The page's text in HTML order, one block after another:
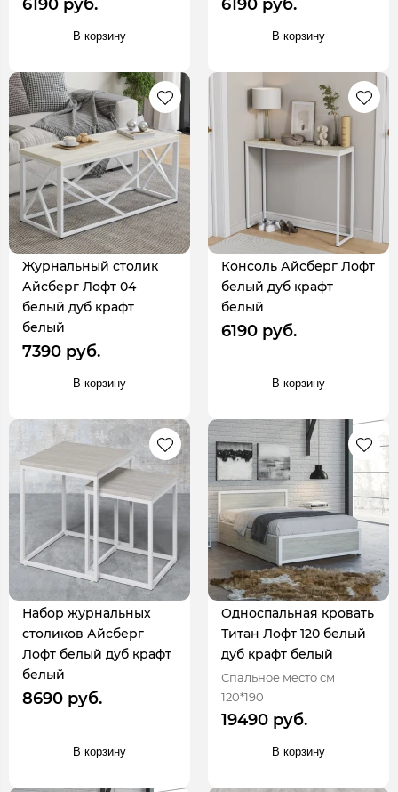
6190 руб.
В корзину
6190 руб.
В корзину
Журнальный столик
Айсберг Лофт 04
белый дуб крафт
белый
7390 руб.
В корзину
Консоль Айсберг Лофт
белый дуб крафт
белый
6190 руб.
В корзину
Набор журнальных
столиков Айсберг
Лофт белый дуб крафт
белый
8690 руб.
В корзину
Односпальная кровать
Титан Лофт 120 белый
дуб крафт белый
Спальное место см
120*190
19490 руб.
В корзину